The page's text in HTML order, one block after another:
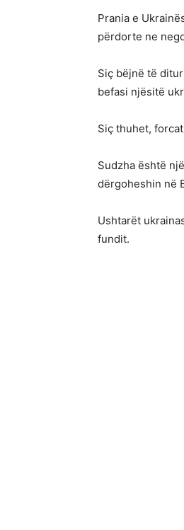
Prania e
përdorte ne
Siç bëjnë të
befasi njësitë
Siç thuhet,
Sudzha është
dërgoheshin në
Ushtarët
fundit.